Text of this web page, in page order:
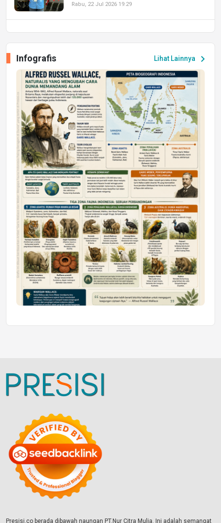
Rabu, 22 Jul 2026 19:29
Peluang Kerja dan Magang
Jumat, 17 Jul 2026 22:30
DAERAH
Astra Motor Kalimantan Timur 2 Dukung
Mahasiswa Samarinda dalam Astra
Honda SDGs Future Leaders 2026
Jumat, 10 Jul 2026 19:01
Lihat Lainnya chevron_right
Infografis
Presisi.co berada dibawah naungan PT.Nur Citra Mulia. Ini adalah semangat